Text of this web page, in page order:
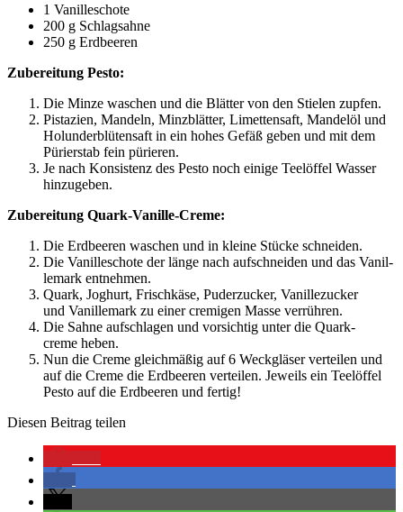
1 Vanil­le­scho­te
200 g Schlagsahne
250 g Erdbeeren
Zube­rei­tung Pesto:
Die Min­ze waschen und die Blät­ter von den Stie­len zupfen.
Pis­ta­zi­en, Man­deln, Minz­blät­ter, Limet­ten­saft, Man­del­öl und
Holun­der­blü­ten­saft in ein hohes Gefäß geben und mit dem
Pürier­stab fein pürieren.
Je nach Kon­sis­tenz des Pes­to noch eini­ge Tee­löf­fel Was­ser
hinzugeben.
Zube­rei­tung Quark-Vanille-Creme:
Die Erd­bee­ren waschen und in klei­ne Stü­cke schneiden.
Die Vanil­le­scho­te der län­ge nach auf­schnei­den und das Vanil­
le­mark entnehmen.
Quark, Joghurt, Frisch­kä­se, Puder­zu­cker, Vanil­le­zu­cker
und Vanil­le­mark zu einer cre­mi­gen Mas­se verrühren.
Die Sah­ne auf­schla­gen und vor­sich­tig unter die Quark­
creme heben.
Nun die Creme gleich­mä­ßig auf 6 Weck­glä­ser ver­tei­len und
auf die Creme die Erd­bee­ren ver­tei­len. Jeweils ein Tee­löf­fel
Pes­to auf die Erd­bee­ren und fertig!
Die­sen Bei­trag teilen